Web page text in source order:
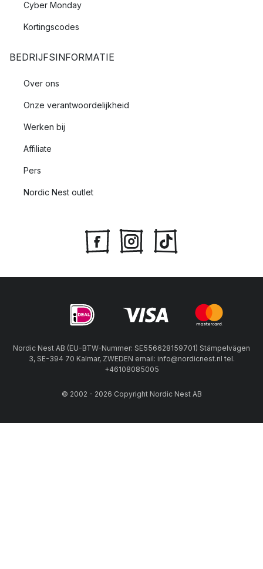
Cyber Monday
Kortingscodes
BEDRIJFSINFORMATIE
Over ons
Onze verantwoordelijkheid
Werken bij
Affiliate
Pers
Nordic Nest outlet
Nordic Nest AB (EU-BTW-Nummer: SE556628159701) Stämpelvägen
3, SE-394 70 Kalmar, ZWEDEN email: info@nordicnest.nl tel.
+46108085005
© 2002 - 2026 Copyright Nordic Nest AB